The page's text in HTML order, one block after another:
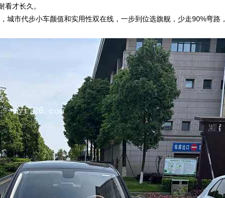
看才长久。
城市代步小车颜值和实用性双在线，一步到位选旗舰，少走90%弯路，